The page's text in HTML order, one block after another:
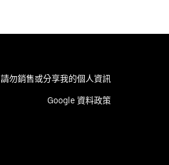
請勿銷售或分享我的個人資訊
Google 資料政策